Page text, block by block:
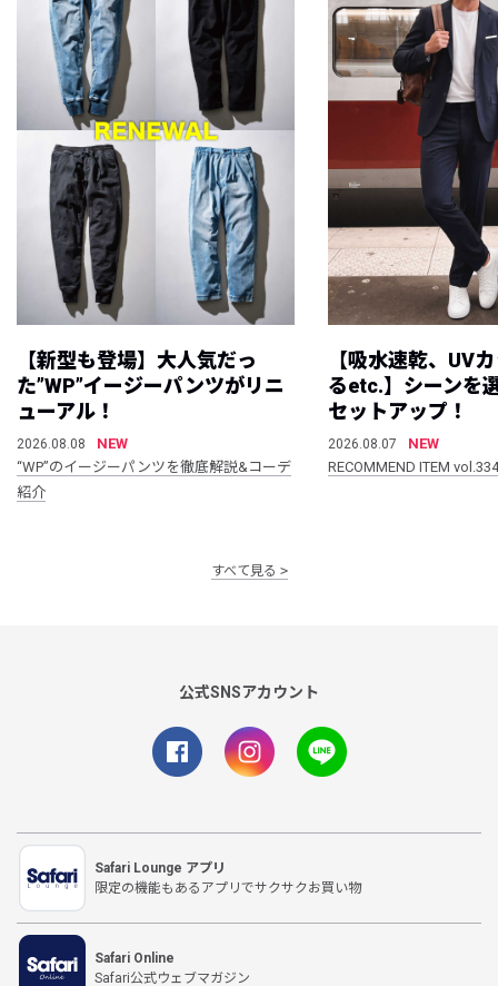
【新型も登場】大人気だっ
た”WP”イージーパンツがリニ
ューアル！
2026.08.08
NEW
“WP”のイージーパンツを徹底解説&コーデ
紹介
【吸水速乾、UV
るetc.】シーンを
セットアップ！
2026.08.07
NEW
RECOMMEND ITEM vol.334
すべて見る
公式SNSアカウント
Safari Lounge アプリ
限定の機能もあるアプリでサクサクお買い物
Safari Online
Safari公式ウェブマガジン